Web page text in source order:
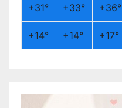
+31° +33° +36°
+14° +14° +17°